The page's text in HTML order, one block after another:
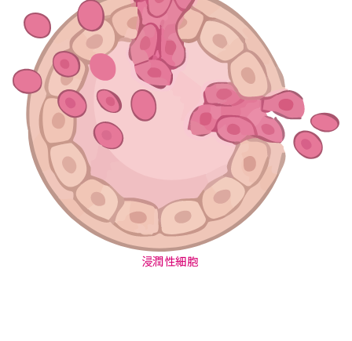
浸潤性細胞